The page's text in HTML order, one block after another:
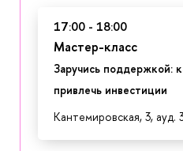
17:00 - 18:00
Мастер-класс
Заручись поддержкой:
привлечь инвестиции
Кантемировская, 3, ауд.